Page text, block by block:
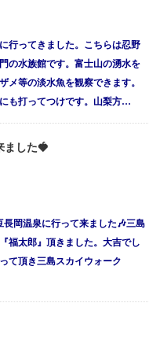
行ってきました。こちらは忍野
の水族館です。富士山の湧水を
メ等の淡水魚を観察できます。
も打ってつけです。山梨方…
ました🍓
岡温泉に行って来ました🎶三島
福太郎』頂きました。大吉でし
て頂き三島スカイウォーク